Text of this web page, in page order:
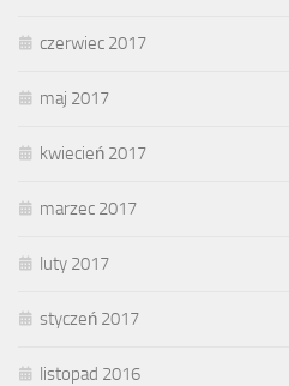
czerwiec 2017
maj 2017
kwiecień 2017
marzec 2017
luty 2017
styczeń 2017
listopad 2016